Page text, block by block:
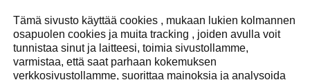
Selecta-konserni